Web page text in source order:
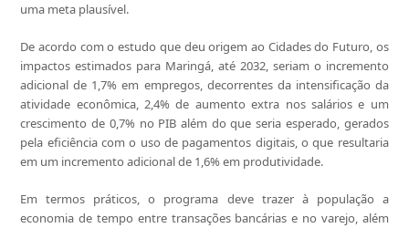
uma meta plausível.
De acordo com o estudo que deu origem ao Cidades do Futuro, os
impactos estimados para Maringá, até 2032, seriam o incremento
adicional de 1,7% em empregos, decorrentes da intensificação da
atividade econômica, 2,4% de aumento extra nos salários e um
crescimento de 0,7% no PIB além do que seria esperado, gerados
pela eficiência com o uso de pagamentos digitais, o que resultaria
em um incremento adicional de 1,6% em produtividade.
Em termos práticos, o programa deve trazer à população a
economia de tempo entre transações bancárias e no varejo, além